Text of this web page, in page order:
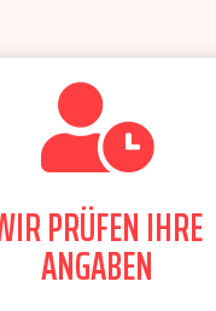
PRÜFEN IHRE
ANGABEN